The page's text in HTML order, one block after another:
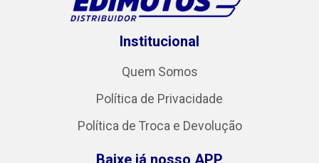
Institucional
Quem Somos
Política de Privacidade
Política de Troca e Devolução
Baixe já nosso APP